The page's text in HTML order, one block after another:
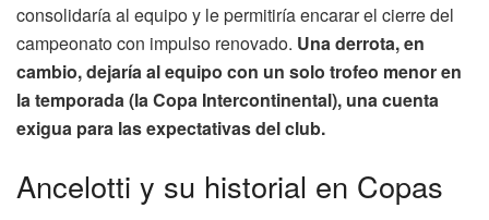
consolidaría al equipo y le permitiría encarar el cierre del
campeonato con impulso renovado. Una derrota, en
cambio, dejaría al equipo con un solo trofeo menor en
la temporada (la Copa Intercontinental), una cuenta
exigua para las expectativas del club.
Ancelotti y su historial en Copas